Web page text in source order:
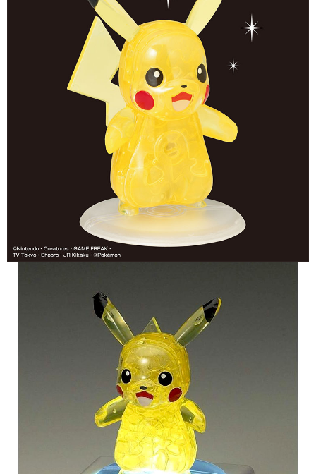
每筆NT$100，滿NT$999(含以上)免運費